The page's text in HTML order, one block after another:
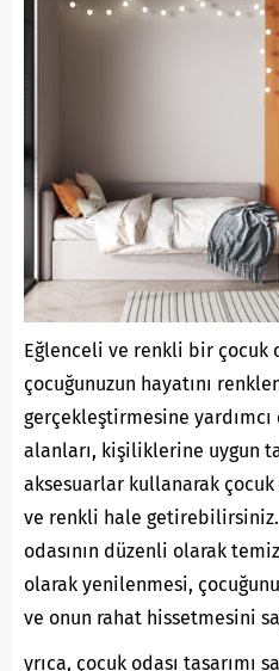
Eğlenceli ve renkli bir çocuk
çocuğunuzun hayatını
gerçekleştirmesine yardımcı
alanları, kişiliklerine uygun
aksesuarlar kullanarak çocuk
ve renkli hale getirebilirsiniz.
odasının düzenli olarak
olarak yenilenmesi,
ve onun rahat hissetmesini
yrıca, çocuk odası tasarımı